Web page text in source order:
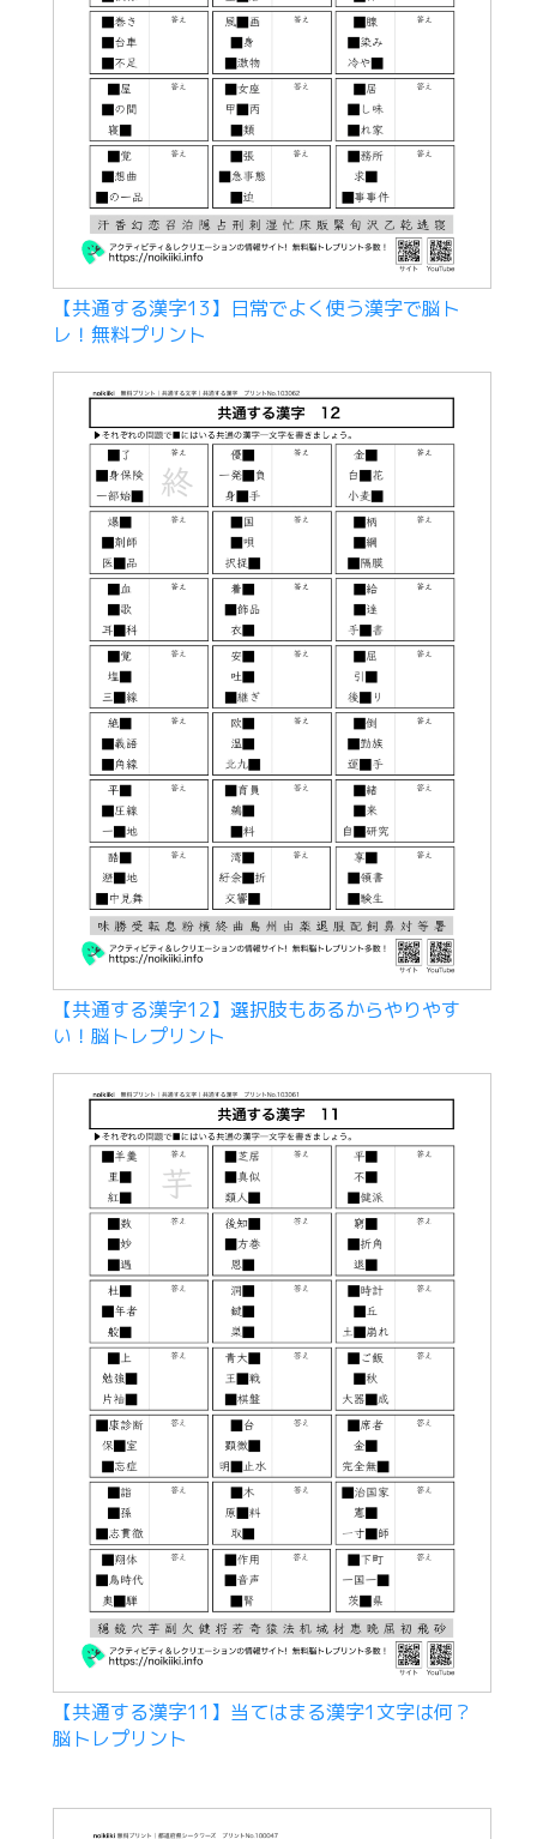
【共通する漢字13】日常でよく使う漢字で脳ト
レ！無料プリント
【共通する漢字12】選択肢もあるからやりやす
い！脳トレプリント
【共通する漢字11】当てはまる漢字1文字は何？
脳トレプリント